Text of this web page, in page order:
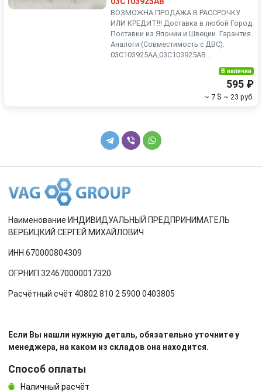
Subaru
Volkswagen
ВОЗМОЖНА ПРОДАЖА В РАССРОЧКУ
ИЛИ КРЕДИТ!!! Доставка в любой Город.
Поставки из Японии и Швеции. Гарантия.
Аналоги (Совместимость с ДВС):
03C103925AA,03C103925AB...
В наличии
595 ₽
~ 7 $ ~ 23 руб.
Наименование ИНДИВИДУАЛЬНЫЙ ПРЕДПРИНИМАТЕЛЬ
ВЕРБИЦКИЙ СЕРГЕЙ МИХАЙЛОВИЧ
ИНН 670000804309
ОГРНИП 324670000017320
Расчётный счёт 40802 810 2 5900 0403805
Если Вы нашли нужную деталь, обязательно уточните у
менеджера, на каком из складов она находится.
Способ оплаты
Наличный расчёт